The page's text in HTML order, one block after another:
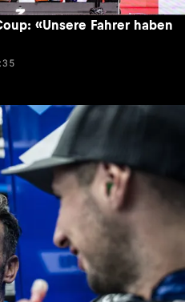
«Unsere Fahrer haben